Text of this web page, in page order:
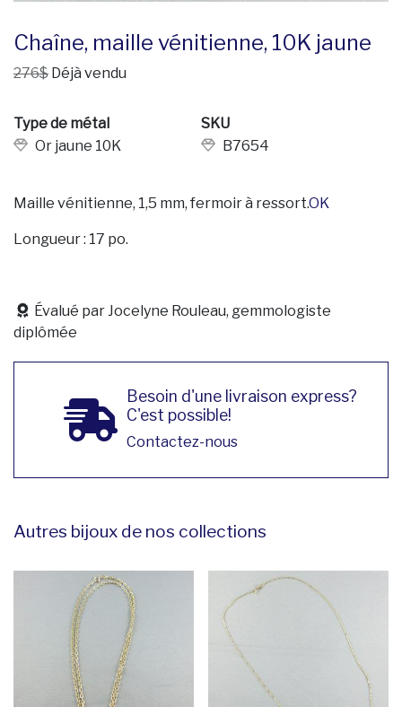
Chaîne, maille vénitienne, 10K jaune
276$ Déjà vendu
Type de métal
Or jaune 10K
SKU
B7654
Maille vénitienne, 1,5 mm, fermoir à ressort.OK
Longueur : 17 po.
Évalué par Jocelyne Rouleau, gemmologiste
diplômée
Besoin d'une livraison express?
C'est possible!
Contactez-nous
Autres bijoux de nos collections